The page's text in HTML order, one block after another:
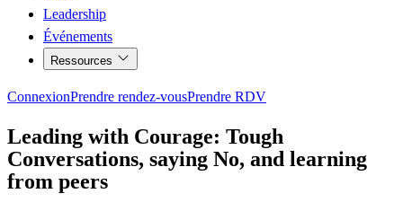
Leadership
Événements
Ressources
ConnexionPrendre rendez-vousPrendre RDV
Leading with Courage: Tough
Conversations, saying No, and learning
from peers